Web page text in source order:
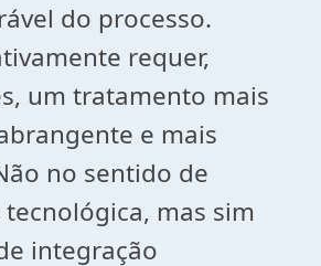
do processo.
requer,
um tratamento mais
e mais
no sentido de
mas sim
integração